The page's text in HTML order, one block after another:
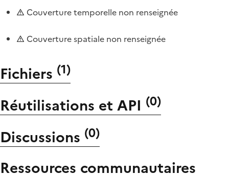
Couverture temporelle non renseignée
Couverture spatiale non renseignée
Fichiers (1)
Réutilisations et API (0)
Discussions (0)
Ressources communautaires